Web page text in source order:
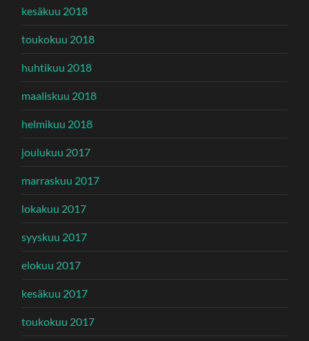
kesäkuu 2018
toukokuu 2018
huhtikuu 2018
maaliskuu 2018
helmikuu 2018
joulukuu 2017
marraskuu 2017
lokakuu 2017
syyskuu 2017
elokuu 2017
kesäkuu 2017
toukokuu 2017